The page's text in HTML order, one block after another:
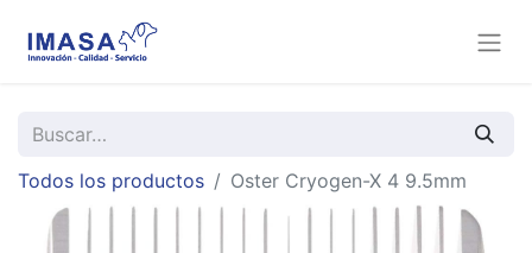
Todos los productos Oster Cryogen-X 4 9.5mm